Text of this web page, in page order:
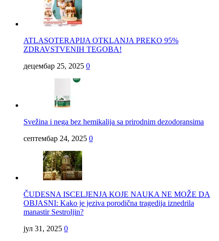
ATLASOTERAPIJA OTKLANJA PREKO 95%
ZDRAVSTVENIH TEGOBA!
децембар 25, 2025 0
Svežina i nega bez hemikalija sa prirodnim dezodoransima
септембар 24, 2025 0
ČUDESNA ISCELJENJA KOJE NAUKA NE MOŽE DA
OBJASNI: Kako je jeziva porodična tragedija iznedrila
manastir Sestroljin?
јул 31, 2025 0